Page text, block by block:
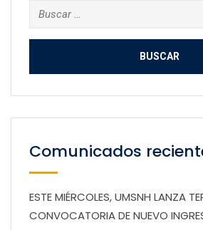
Buscar:
Comunicados
ESTE MIÉRCOLES, UMSNH LANZA
CONVOCATORIA DE NUEVO